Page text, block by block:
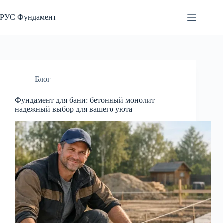
к
сути
РУС Фундамент
Блог
Фундамент для бани: бетонный монолит —
надежный выбор для вашего уюта